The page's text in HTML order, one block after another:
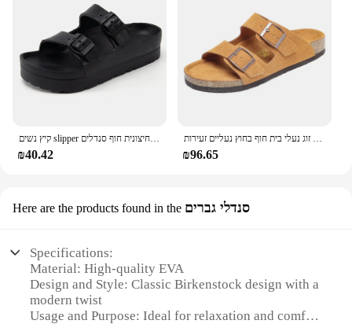
קיץ נשים slipper חיצונית חוף סנדלים eva פלטפורמה להעיף flops לבית מגלשות אבזם סנדלים רך עבה סנדלים
₪40.42
סנדלים נשים בקיץ סנדלים לגברים זוג נעלי בית חוף בחוץ נעליים זעירות zapatos hombre עמיד ללא להחליק מקורה נעלי יוקרה
₪96.65
Here are the products found in the סנדלי גברים
Specifications:
Material: High-quality EVA
Design and Style: Classic Birkenstock design with a
modern twist
Usage and Purpose: Ideal for relaxation and comfort